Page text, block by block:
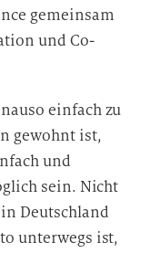
gemeinsam
und Co-
einfach zu
gewohnt ist,
und
sein. Nicht
Deutschland
unterwegs ist,